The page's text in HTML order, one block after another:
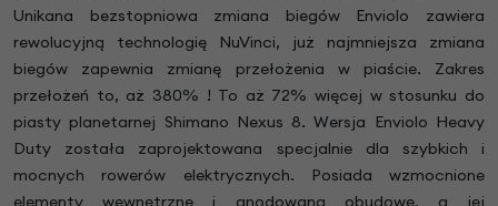
Unikana bezstopniowa zmiana biegów Enviolo zawiera
rewolucyjną technologię NuVinci, już najmniejsza zmiana
biegów zapewnia zmianę przełożenia w piaście. Zakres
przełożeń to, aż 380% ! To aż 72% więcej w stosunku do
piasty planetarnej Shimano Nexus 8. Wersja Enviolo Heavy
Duty została zaprojektowana specjalnie dla szybkich i
mocnych rowerów elektrycznych. Posiada wzmocnione
elementy wewnętrzne i anodowaną obudowę, a jej